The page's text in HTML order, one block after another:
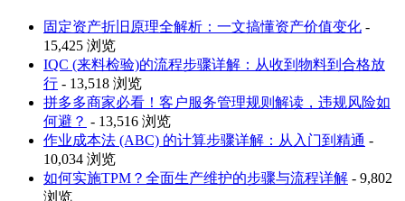
固定资产折旧原理全解析：一文搞懂资产价值变化 -
15,425 浏览
IQC (来料检验)的流程步骤详解：从收到物料到合格放
行 - 13,518 浏览
拼多多商家必看！客户服务管理规则解读，违规风险如
何避？ - 13,516 浏览
作业成本法 (ABC) 的计算步骤详解：从入门到精通 -
10,034 浏览
如何实施TPM？全面生产维护的步骤与流程详解 - 9,802
浏览